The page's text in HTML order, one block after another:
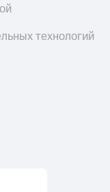
технологий